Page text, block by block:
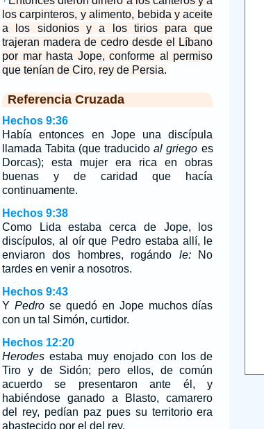
los carpinteros, y alimento, bebida y aceite
a los sidonios y a los tirios para que
trajeran madera de cedro desde el Líbano
por mar hasta Jope, conforme al permiso
que tenían de Ciro, rey de Persia.
Referencia Cruzada
Hechos 9:36
Había entonces en Jope una discípula
llamada Tabita (que traducidoal griego es
Dorcas); esta mujer era rica en obras
buenas y de caridad que hacía
continuamente.
Hechos 9:38
Como Lida estaba cerca de Jope, los
discípulos, al oír que Pedro estaba allí, le
enviaron dos hombres, rogándo le:No
tardes en venir a nosotros.
Hechos 9:43
Y Pedrose quedó en Jope muchos días
con un tal Simón, curtidor.
Hechos 12:20
Herodesestaba muy enojado con los de
Tiro y de Sidón; pero ellos, de común
acuerdo se presentaron ante él, y
habiéndose ganado a Blasto, camarero
del rey, pedían paz pues su territorio era
abastecido por el del rey.